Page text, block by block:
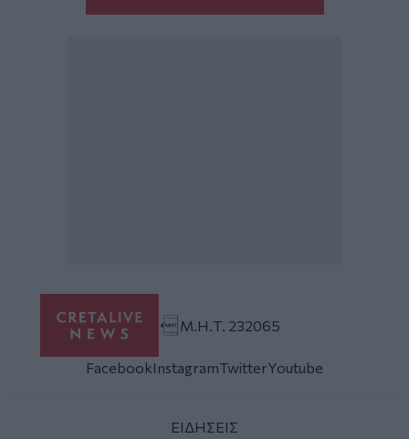
Μ.Η.Τ. 232065
FacebookInstagramTwitterYoutube
ΕΙΔΗΣΕΙΣ